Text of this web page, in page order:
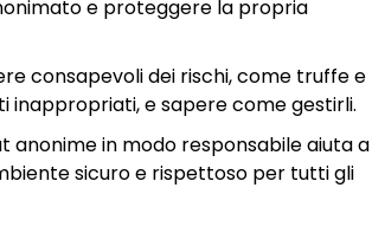
e proteggere la propria
consapevoli dei rischi, come truffe e
e sapere come gestirli.
anonime in modo responsabile aiuta a
sicuro e rispettoso per tutti gli